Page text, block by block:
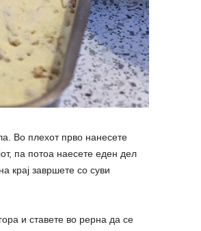
Во плехот прво нанесете
па потоа наесете еден дел
крај завршете со суви
и ставете во рерна да се